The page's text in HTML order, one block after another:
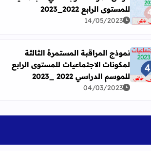
المزيد عن فرض المرحلة الرابعة في الاجتماعيات للمستوى
للمستوى الرابع 2022_2023
14/05/2023
المزيد عن نموذج المراقبة المستمرة الثالثة لمكونات
نموذج المراقبة المستمرة الثالثة
لمكونات الاجتماعيات للمستوى الرابع
للموسم الدراسي 2022 _2023
04/03/2023